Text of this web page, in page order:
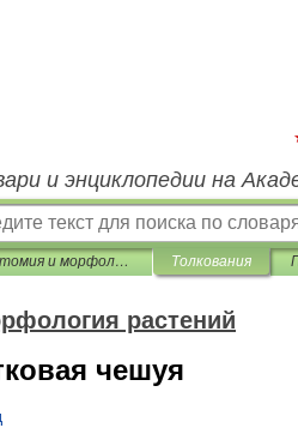
и энциклопедии на
Анатомия и морфология растений Толкования
растений
чешуя